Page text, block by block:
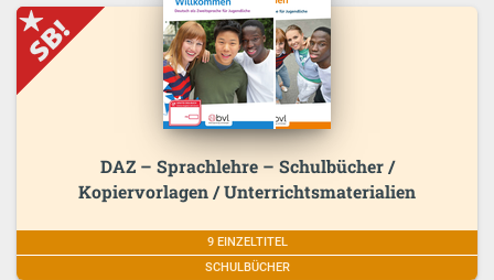
DAZ – Sprachlehre – Schulbücher /
Kopiervorlagen / Unterrichtsmaterialien
9 EINZELTITEL
SCHULBÜCHER